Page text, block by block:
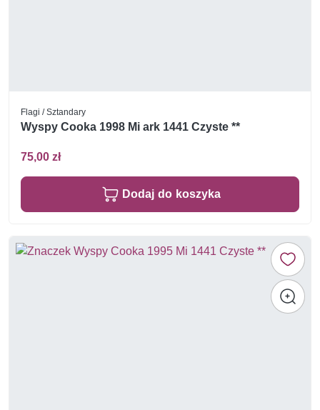
Flagi / Sztandary
Wyspy Cooka 1998 Mi ark 1441 Czyste **
75,00 zł
Dodaj do koszyka